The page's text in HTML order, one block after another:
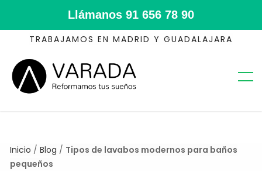
Llámanos 91 656 78 90
TRABAJAMOS EN MADRID Y GUADALAJARA
Inicio / Blog / Tipos de lavabos modernos para baños
pequeños